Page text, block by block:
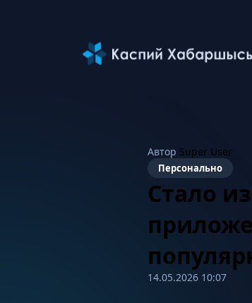
Автор Super User
Персонально
Стало
14.05.2026 10:07